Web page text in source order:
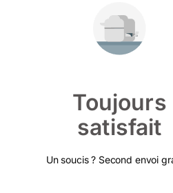
Toujours
satisfait
Un soucis ? Second envoi